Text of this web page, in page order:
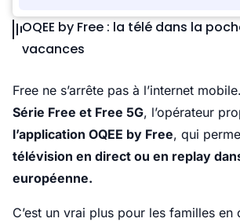
OQEE by Free : la télé dans la
vacances
Free ne s’arrête pas à l’internet
Série Free et Free 5G, l’opérateur
l’application OQEE by Free, qui
télévision en direct ou en replay
européenne.
C’est un vrai plus pour les familles en